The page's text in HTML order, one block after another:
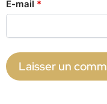
E-mail *